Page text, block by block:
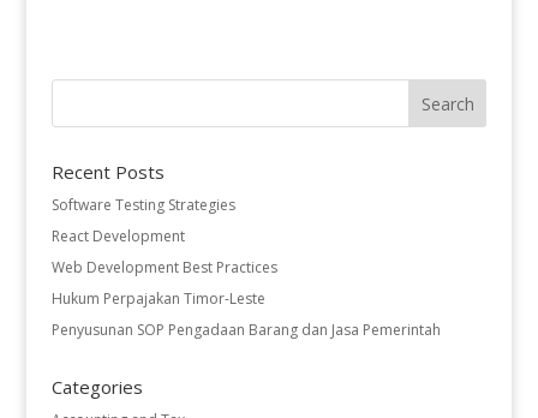
Recent Posts
Software Testing Strategies
React Development
Web Development Best Practices
Hukum Perpajakan Timor-Leste
Penyusunan SOP Pengadaan Barang dan Jasa Pemerintah
Categories